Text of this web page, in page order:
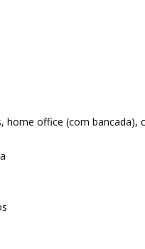
office (com bancada),